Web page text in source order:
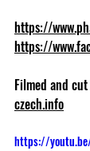
https://
https://
Filmed and
czech.info
https://youtu.be/